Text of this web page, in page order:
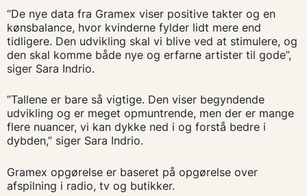
“De nye data fra Gramex viser positive takter og en
kønsbalance, hvor kvinderne fylder lidt mere end
tidligere. Den udvikling skal vi blive ved at stimulere, og
den skal komme både nye og erfarne artister til gode”,
siger Sara Indrio.
”Tallene er bare så vigtige. Den viser begyndende
udvikling og er meget opmuntrende, men der er mange
flere nuancer, vi kan dykke ned i og forstå bedre i
dybden,” siger Sara Indrio.
Gramex opgørelse er baseret på opgørelse over
afspilning i radio, tv og butikker.